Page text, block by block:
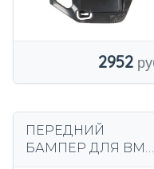
2952
ПЕРЕДНИЙ
БАМПЕР ДЛЯ BMW